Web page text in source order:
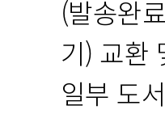
(발송완
기) 교환
일부 도